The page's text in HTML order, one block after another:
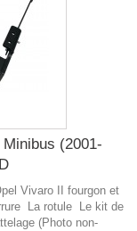
(2001-
Vivaro II fourgon et
La rotule Le kit de
(Photo non-